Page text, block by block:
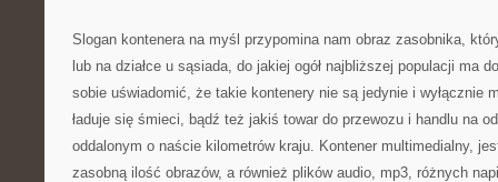
Slogan kontenera na myśl przypomina nam obraz zasobnika,
lub na działce u sąsiada, do jakiej ogół najbliższej populacji ma
sobie uświadomić, że takie kontenery nie są jedynie i wyłącznie
ładuje się śmieci, bądź też jakiś towar do przewozu i handlu na
oddalonym o naście kilometrów kraju. Kontener multimedialny,
zasobną ilość obrazów, a również plików audio, mp3, różnych